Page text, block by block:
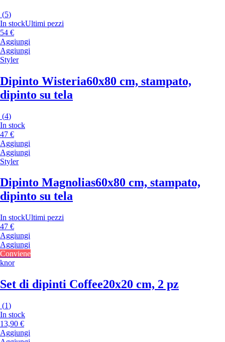
(5)
In stockUltimi pezzi
54 €
Aggiungi
Aggiungi
Styler
Dipinto Wisteria60x80 cm, stampato,
dipinto su tela
(4)
In stock
47 €
Aggiungi
Aggiungi
Styler
Dipinto Magnolias60x80 cm, stampato,
dipinto su tela
In stockUltimi pezzi
47 €
Aggiungi
Aggiungi
Conviene
knor
Set di dipinti Coffee20x20 cm, 2 pz
(1)
In stock
13,90 €
Aggiungi